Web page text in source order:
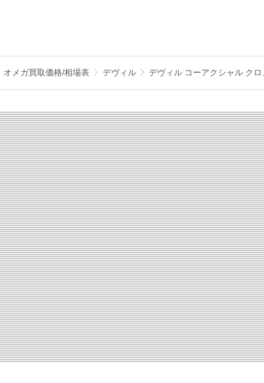
オメガ買取価格/相場表 デヴィル デヴィル コーアクシャル ク